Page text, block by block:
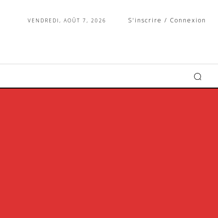
VENDREDI, AOÛT 7, 2026 S'inscrire / Connexion